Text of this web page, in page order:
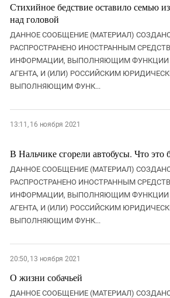
Стихийное бедствие оставило семью
над головой
ДАННОЕ СООБЩЕНИЕ (МАТЕРИАЛ)
РАСПРОСТРАНЕНО ИНОСТРАННЫМ
ИНФОРМАЦИИ, ВЫПОЛНЯЮЩИМ ФУНКЦИИ
АГЕНТА, И (ИЛИ) РОССИЙСКИМ
ВЫПОЛНЯЮЩИМ ФУНК...
13:11, 16 ноября 2021
В Нальчике сгорели автобусы. Что это
ДАННОЕ СООБЩЕНИЕ (МАТЕРИАЛ)
РАСПРОСТРАНЕНО ИНОСТРАННЫМ
ИНФОРМАЦИИ, ВЫПОЛНЯЮЩИМ ФУНКЦИИ
АГЕНТА, И (ИЛИ) РОССИЙСКИМ
ВЫПОЛНЯЮЩИМ ФУНК...
20:50, 13 ноября 2021
О жизни собачьей
ДАННОЕ СООБЩЕНИЕ (МАТЕРИАЛ)